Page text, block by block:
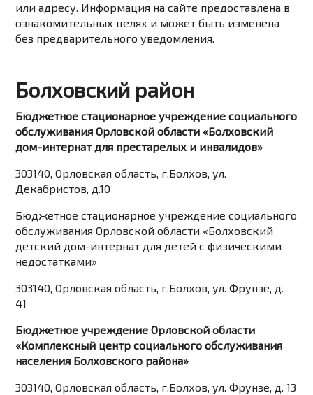
или адресу. Информация на сайте предоставлена в
ознакомительных целях и может быть изменена
без предварительного уведомления.
Болховский район
Бюджетное стационарное учреждение социального
обслуживания Орловской области «Болховский
дом-интернат для престарелых и инвалидов»
303140, Орловская область, г.Болхов, ул.
Декабристов, д.10
Бюджетное стационарное учреждение социального
обслуживания Орловской области «Болховский
детский дом-интернат для детей с физическими
недостатками»
303140, Орловская область, г.Болхов, ул. Фрунзе, д.
41
Бюджетное учреждение Орловской области
«Комплексный центр социального обслуживания
населения Болховского района»
303140, Орловская область, г.Болхов, ул. Фрунзе, д. 13